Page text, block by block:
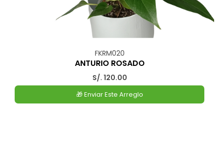
FKRM020
ANTURIO ROSADO
S/. 120.00
🎁 Enviar Este Arreglo